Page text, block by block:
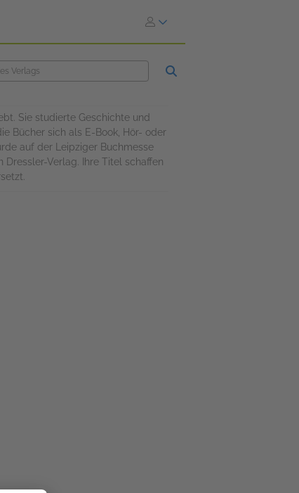
Sie studierte Geschichte und
Bücher sich als E-Book, Hör- oder
auf der Leipziger Buchmesse
Verlag. Ihre Titel schaffen